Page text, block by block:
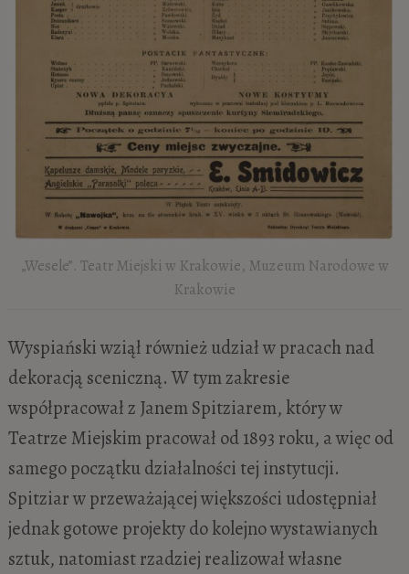
„Wesele”. Teatr Miejski w Krakowie, Muzeum Narodowe w
Krakowie
Wyspiański wziął również udział w pracach nad
dekoracją sceniczną. W tym zakresie
współpracował z Janem Spitziarem, który w
Teatrze Miejskim pracował od 1893 roku, a więc od
samego początku działalności tej instytucji.
Spitziar w przeważającej większości udostępniał
jednak gotowe projekty do kolejno wystawianych
sztuk, natomiast rzadziej realizował własne